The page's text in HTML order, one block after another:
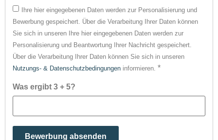
Ihre hier eingegebenen Daten werden zur Personalisierung und
Bewerbung gespeichert. Über die Verarbeitung Ihrer Daten können
Sie sich in unseren Ihre hier eingegebenen Daten werden zur
Personalisierung und Beantwortung Ihrer Nachricht gespeichert.
Über die Verarbeitung Ihrer Daten können Sie sich in unseren
Nutzungs- & Datenschutzbedingungen informieren. *
Was ergibt 3 + 5?